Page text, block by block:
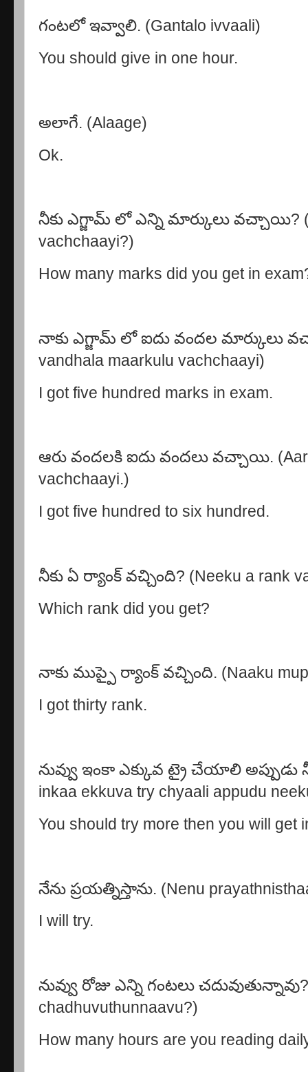
గంటలో ఇవ్వాలి. (Gantalo ivvaali)
You should give in one hour.
అలాగే. (Alaage)
Ok.
నీకు ఎగ్జామ్ లో ఎన్ని మార్కులు వచ్చాయి?
vachchaayi?)
How many marks did you get in
నాకు ఎగ్జామ్ లో ఐదు వందల మార్కులు
vandhala maarkulu vachchaayi)
I got five hundred marks in exam.
ఆరు వందలకి ఐదు వందలు వచ్చాయి.
vachchaayi.)
I got five hundred to six hundred.
నీకు ఏ ర్యాంక్ వచ్చింది? (Neeku a rank
Which rank did you get?
నాకు ముప్పై ర్యాంక్ వచ్చింది. (Naaku
I got thirty rank.
నువ్వు ఇంకా ఎక్కువ ట్రై చేయాలి అప్పుడు
inkaa ekkuva try chyaali appudu
You should try more then you will get
నేను ప్రయత్నిస్తాను. (Nenu
I will try.
నువ్వు రోజు ఎన్ని గంటలు
chadhuvuthunnaavu?)
How many hours are you reading